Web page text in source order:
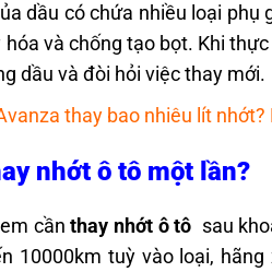
dầu có chứa nhiều loại
và chống tạo bọt. Khi
dầu và đòi hỏi việc thay mới.
thay bao nhiêu lít
nhớt ô tô một lần?
cầnthay nhớt ô tô sau
10000km tuỳ vào loại,